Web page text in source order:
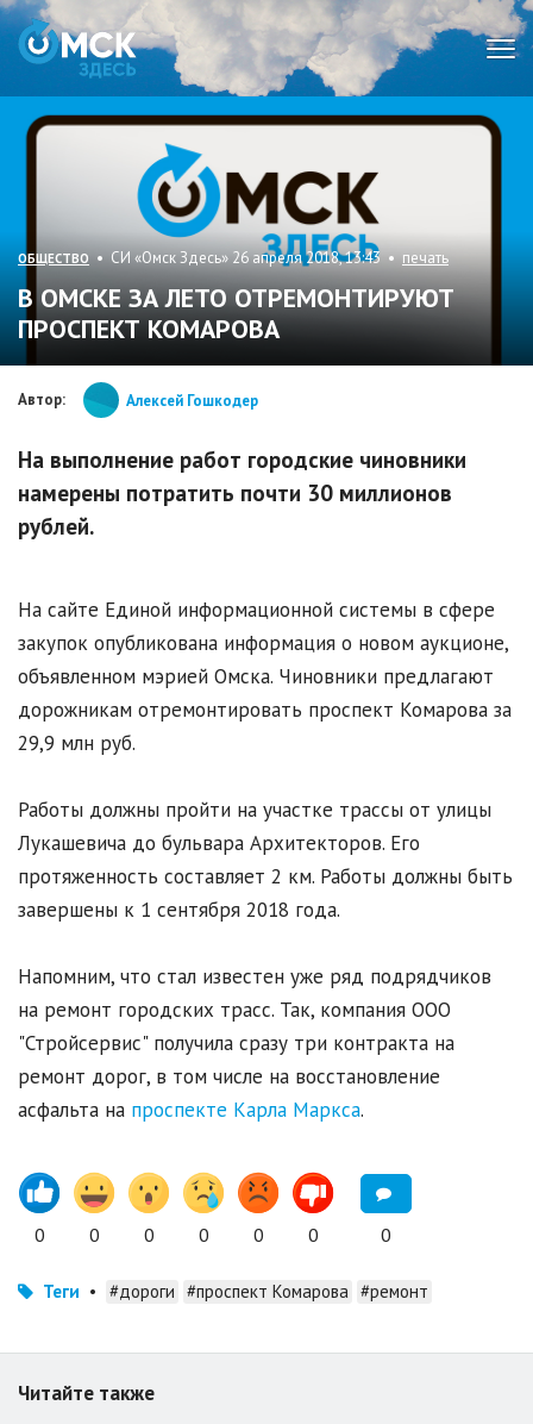
ОБЩЕСТВО • СИ «Омск Здесь» 26 апреля 2018, 13:43 • печать
В ОМСКЕ ЗА ЛЕТО ОТРЕМОНТИРУЮТ
ПРОСПЕКТ КОМАРОВА
Автор: Алексей Гошкодер
На выполнение работ городские чиновники
намерены потратить почти 30 миллионов
рублей.
На сайте Единой информационной системы в сфере
закупок опубликована информация о новом аукционе,
объявленном мэрией Омска. Чиновники предлагают
дорожникам отремонтировать проспект Комарова за
29,9 млн руб.
Работы должны пройти на участке трассы от улицы
Лукашевича до бульвара Архитекторов. Его
протяженность составляет 2 км. Работы должны быть
завершены к 1 сентября 2018 года.
Напомним, что стал известен уже ряд подрядчиков
на ремонт городских трасс. Так, компания ООО
"Стройсервис" получила сразу три контракта на
ремонт дорог, в том числе на восстановление
асфальта на проспекте Карла Маркса.
0 0 0 0 0 0 0
Теги • #дороги #проспект Комарова #ремонт
Читайте также